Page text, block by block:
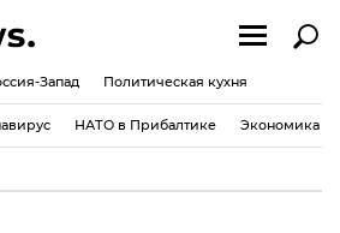
Запад Политическая кухня
НАТО в Прибалтике Экономика